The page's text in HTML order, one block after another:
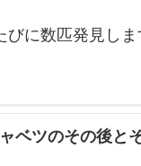
に数匹発見しま
ベツのその後と